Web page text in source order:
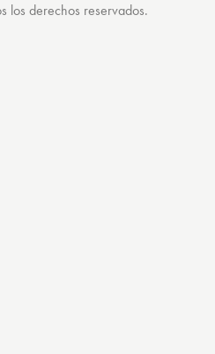
derechos reservados.